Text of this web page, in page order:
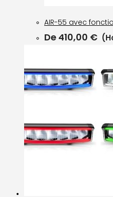
AIR-55 avec
De 410,00 €